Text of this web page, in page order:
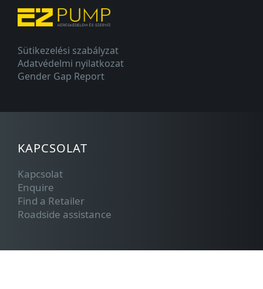
Sütikezelési szabályzat
Adatvédelmi nyilatkozat
Gender Gap Report
KAPCSOLAT
Kapcsolat
Enquire
Find a Retailer
Roadside assistance